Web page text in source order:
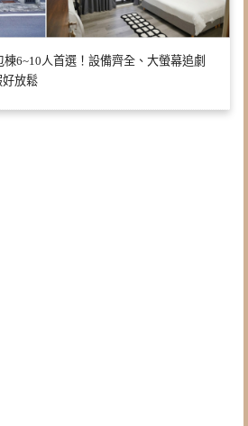
6~10人首選！設備齊全、大螢幕追劇
好放鬆